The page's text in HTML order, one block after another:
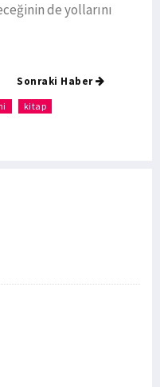
de yollarını
Sonraki Haber
kitap